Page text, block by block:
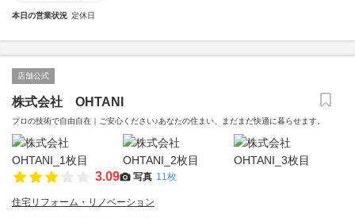
本日の営業状況 定休日
店舗公式
株式会社 OHTANI
プロの技術で自由自在｜ご安心ください♪あなたの住まい、まだまだ快適に暮らせます。
3.09 写真 11枚
住宅リフォーム・リノベーション